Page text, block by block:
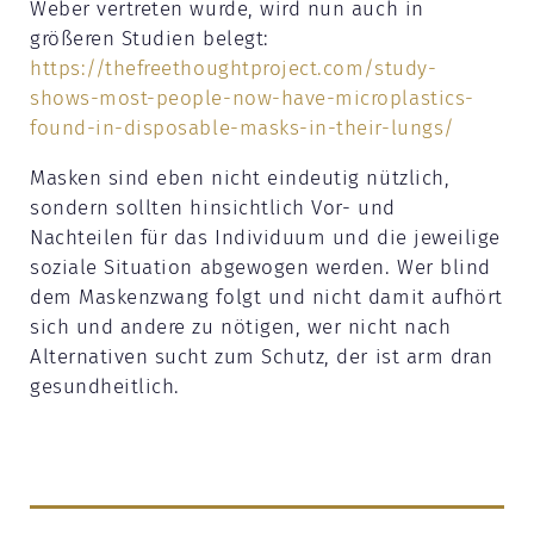
Weber vertreten wurde, wird nun auch in
größeren Studien belegt:
https://thefreethoughtproject.com/study-
shows-most-people-now-have-microplastics-
found-in-disposable-masks-in-their-lungs/
Masken sind eben nicht eindeutig nützlich,
sondern sollten hinsichtlich Vor- und
Nachteilen für das Individuum und die jeweilige
soziale Situation abgewogen werden. Wer blind
dem Maskenzwang folgt und nicht damit aufhört
sich und andere zu nötigen, wer nicht nach
Alternativen sucht zum Schutz, der ist arm dran
gesundheitlich.